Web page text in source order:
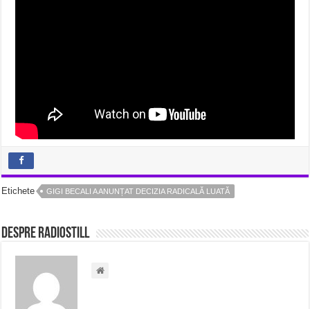
Etichete GIGI BECALI A ANUNȚAT DECIZIA RADICALĂ LUATĂ
Despre radiostill